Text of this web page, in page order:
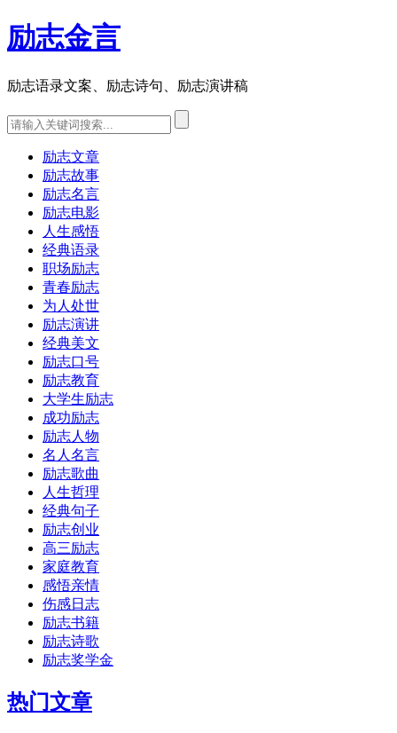
励志金言
励志语录文案、励志诗句、励志演讲稿
励志文章
励志故事
励志名言
励志电影
人生感悟
经典语录
职场励志
青春励志
为人处世
励志演讲
经典美文
励志口号
励志教育
大学生励志
成功励志
励志人物
名人名言
励志歌曲
人生哲理
经典句子
励志创业
高三励志
家庭教育
感悟亲情
伤感日志
励志书籍
励志诗歌
励志奖学金
热门文章